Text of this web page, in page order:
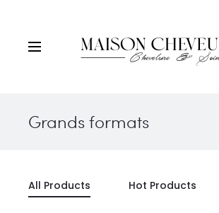
Grands formats
All Products Hot Products